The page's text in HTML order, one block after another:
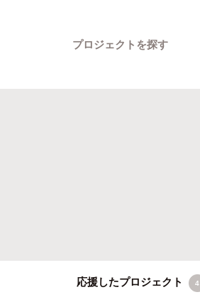
プロジェクトを探す
応援したプロジェクト 4